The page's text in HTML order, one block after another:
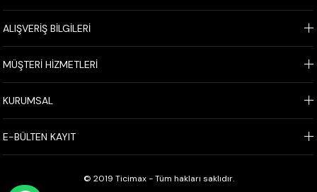
ALIŞVERİŞ BİLGİLERİ
MÜŞTERİ HİZMETLERİ
KURUMSAL
E-BÜLTEN KAYIT
© 2019 Ticimax - Tüm hakları saklıdır.